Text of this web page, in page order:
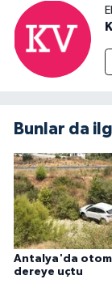
Bunlar da
Antalya'da
dereye uçtu